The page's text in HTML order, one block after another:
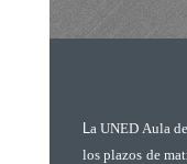
La UNED Aula
los plazos de